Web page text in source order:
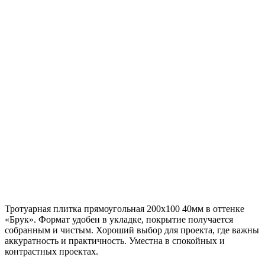
Тротуарная плитка прямоугольная 200х100 40мм в оттенке
«Брук». Формат удобен в укладке, покрытие получается
собранным и чистым. Хороший выбор для проекта, где важны
аккуратность и практичность. Уместна в спокойных и
контрастных проектах.